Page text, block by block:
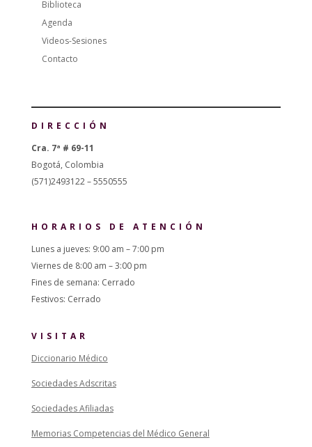
Biblioteca
Agenda
Videos-Sesiones
Contacto
DIRECCIÓN
Cra. 7ª # 69-11
Bogotá, Colombia
(571)2493122 – 5550555
HORARIOS DE ATENCIÓN
Lunes a jueves: 9:00 am – 7:00 pm
Viernes de 8:00 am – 3:00 pm
Fines de semana: Cerrado
Festivos: Cerrado
VISITAR
Diccionario Médico
Sociedades Adscritas
Sociedades Afiliadas
Memorias Competencias del Médico General